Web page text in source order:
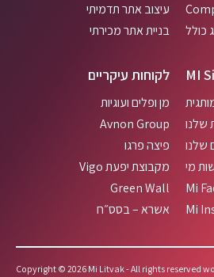
עיצוב אתר תדמיתי
בניית אתר מכירתי
כולל
לקוחות עיקריים
מן ופלים ועוגיות
Avnon Group
פיצה פרגו
מקבוצת יפעת Vigo
Green Wall
אשרא – בסס״ח
MI
שלנו
שלנו
מי
Mi
Mi
Copyright © 2026 Mi Litvak - All rights reserved